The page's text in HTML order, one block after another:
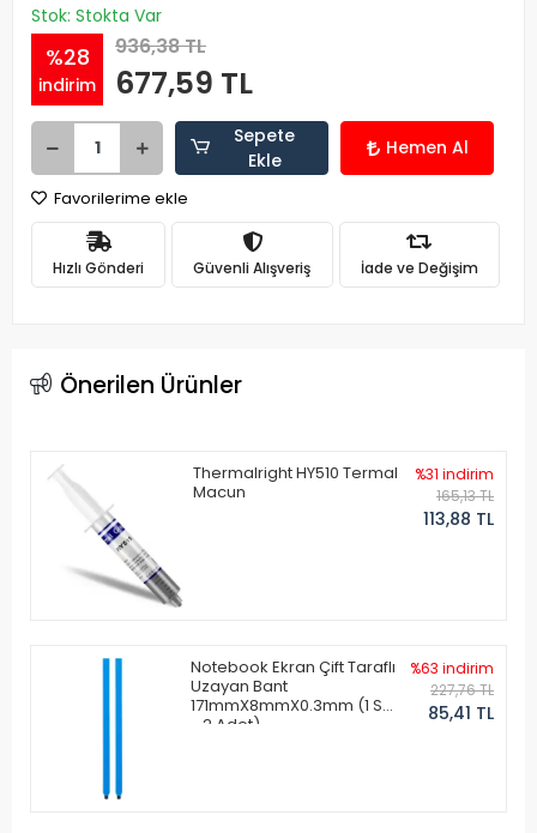
Stok: Stokta Var
%28
indirim
936,38 TL
677,59 TL
Sepete
Ekle
Hemen Al
Favorilerime ekle
Hızlı Gönderi Güvenli Alışveriş İade ve Değişim
Önerilen Ürünler
Thermalright HY510 Termal
Macun
%31 indirim
165,13 TL
113,88 TL
Notebook Ekran Çift Taraflı
Uzayan Bant
171mmX8mmX0.3mm (1 Set
- 2 Adet)
%63 indirim
227,76 TL
85,41 TL